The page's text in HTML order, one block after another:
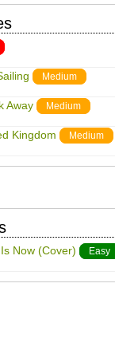
Medium
Away Medium
Kingdom Medium
Now (Cover) Easy